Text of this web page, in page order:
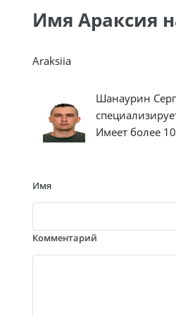
Имя Араксия
Araksiia
Шанаурин
Имеет более
Имя
Комментарий